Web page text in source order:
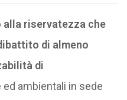
riservatezza che
di almeno
di
ambientali in sede